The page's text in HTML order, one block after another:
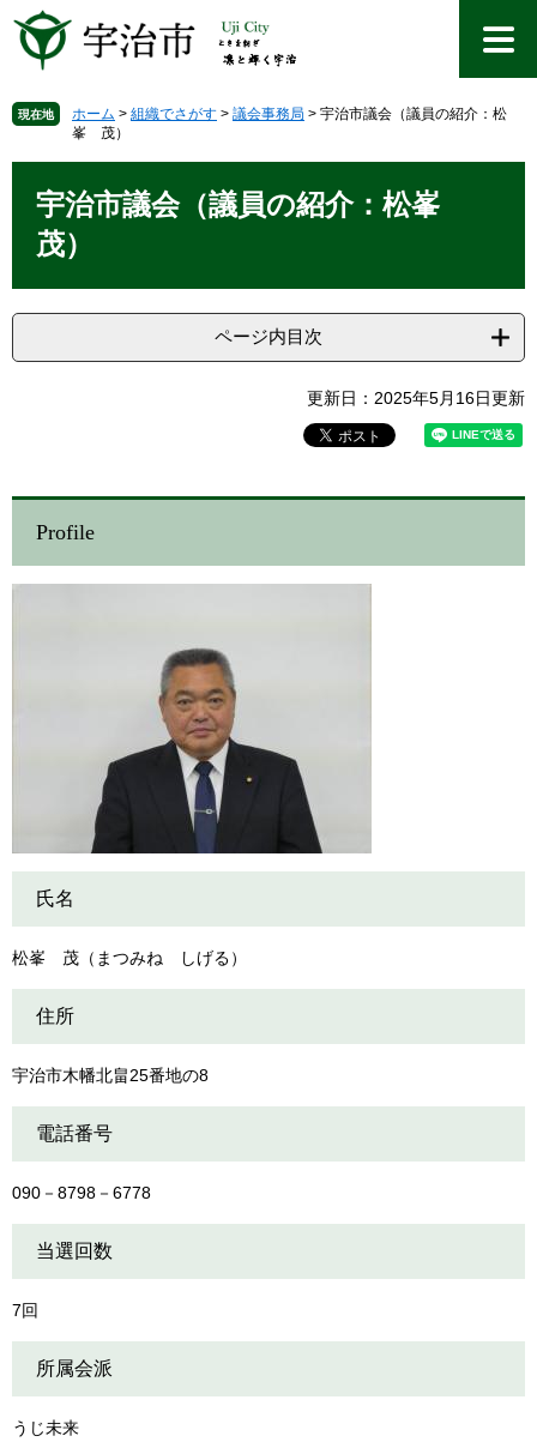
先
で
を
ば
へ
現在地 ホーム > 組織でさがす > 議会事務局 > 宇治市議会（議員の紹介：松
峯 茂）
宇治市議会（議員の紹介：松峯
茂）
ページ内目次
更新日：2025年5月16日更新
Profile
氏名
松峯 茂（まつみね しげる）
住所
宇治市木幡北畠25番地の8
電話番号
090－8798－6778
当選回数
7回
所属会派
うじ未来